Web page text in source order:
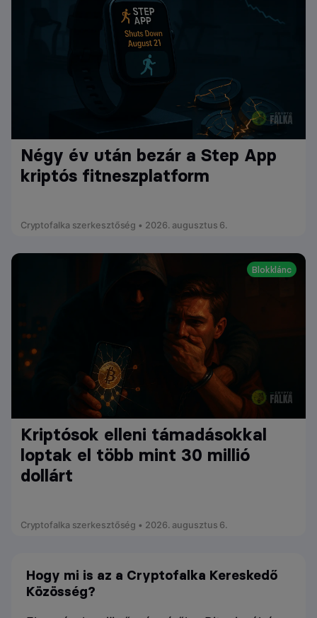
Négy év után bezár a Step App
kriptós fitneszplatform
Cryptofalka szerkesztőség • 2026. augusztus 6.
Blokklánc
Kriptósok elleni támadásokkal
loptak el több mint 30 millió
dollárt
Cryptofalka szerkesztőség • 2026. augusztus 6.
Hogy mi is az a Cryptofalka Kereskedő
Közösség?